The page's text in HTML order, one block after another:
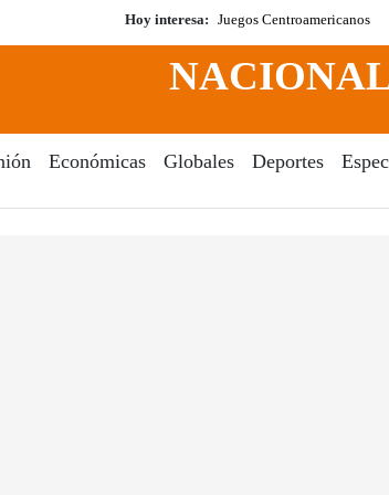
Hoy interesa: Juegos Centroamericanos
Económicas Globales Deportes